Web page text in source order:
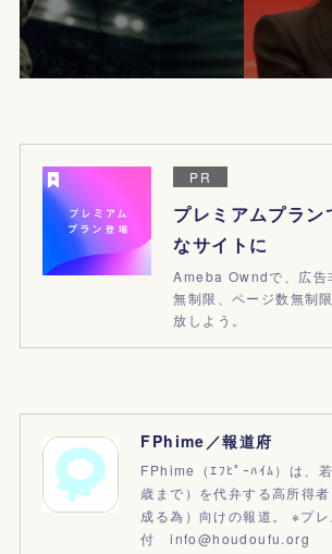
PR
プレミアムプラン
なサイトに
Ameba Owndで、広告
無制限、ページ数無制
放しよう。
FPhime／報道府
FPhime（ｴﾌﾋﾟｰﾊｲﾑ）は、
歳まで）を代弁する高所得
成る為）向けの報道。 ※プ
付 info@houdoufu.org